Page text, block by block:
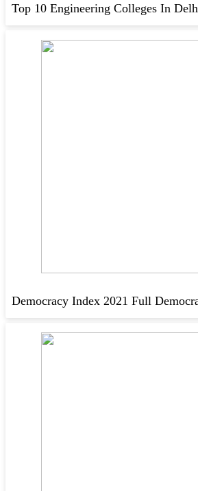
Top 10 Engineering Colleges In
Democracy Index 2021 Full